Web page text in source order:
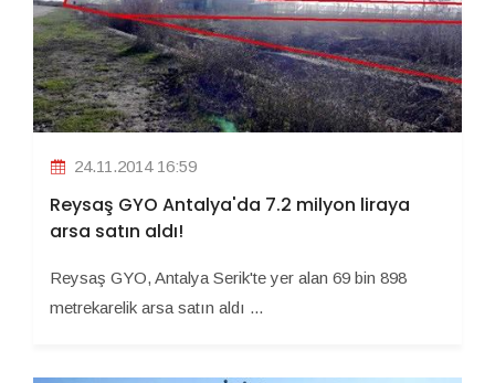
24.11.2014 16:59
Reysaş GYO Antalya'da 7.2 milyon liraya
arsa satın aldı!
Reysaş GYO, Antalya Serik'te yer alan 69 bin 898
metrekarelik arsa satın aldı ...